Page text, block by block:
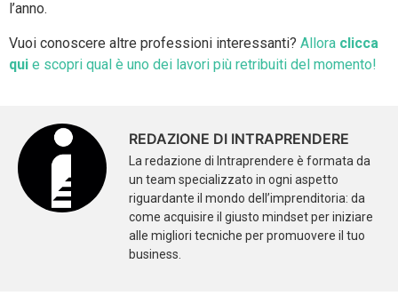
l’anno.
Vuoi conoscere altre professioni interessanti? Allora clicca
qui e scopri qual è uno dei lavori più retribuiti del momento!
REDAZIONE DI INTRAPRENDERE
La redazione di Intraprendere è formata da
un team specializzato in ogni aspetto
riguardante il mondo dell’imprenditoria: da
come acquisire il giusto mindset per iniziare
alle migliori tecniche per promuovere il tuo
business.